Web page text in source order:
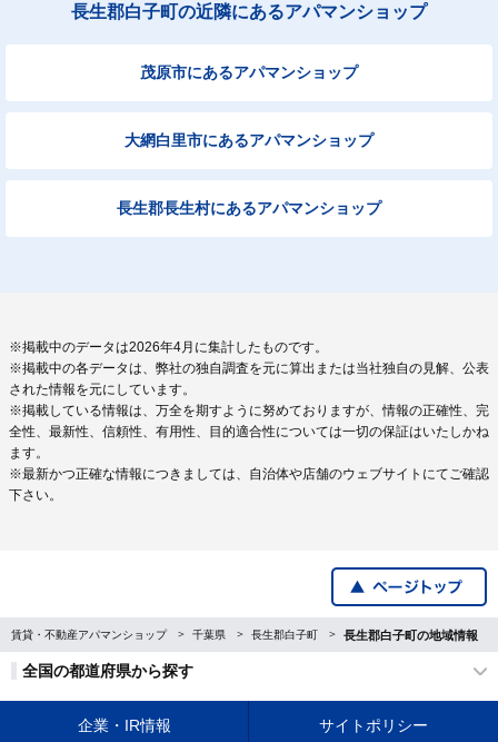
長生郡白子町の近隣にあるアパマンショップ
茂原市にあるアパマンショップ
大網白里市にあるアパマンショップ
長生郡長生村にあるアパマンショップ
※掲載中のデータは2026年4月に集計したものです。
※掲載中の各データは、弊社の独自調査を元に算出または当社独自の見解、公表
された情報を元にしています。
※掲載している情報は、万全を期すように努めておりますが、情報の正確性、完
全性、最新性、信頼性、有用性、目的適合性については一切の保証はいたしかね
ます。
※最新かつ正確な情報につきましては、自治体や店舗のウェブサイトにてご確認
下さい。
賃貸・不動産アパマンショップ 千葉県 長生郡白子町 長生郡白子町の地域情報
全国の都道府県から探す
企業・IR情報 サイトポリシー